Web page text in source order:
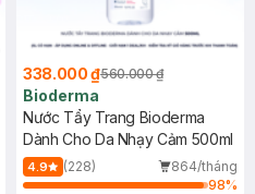
338.000 ₫560.000 ₫
Bioderma
Nước Tẩy Trang Bioderma
Dành Cho Da Nhạy Cảm 500ml
4.9 (228)
864/tháng
98%